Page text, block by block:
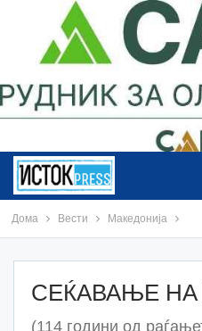
Дома Вести Македонија
СЕЌАВАЊЕ
(114 години од